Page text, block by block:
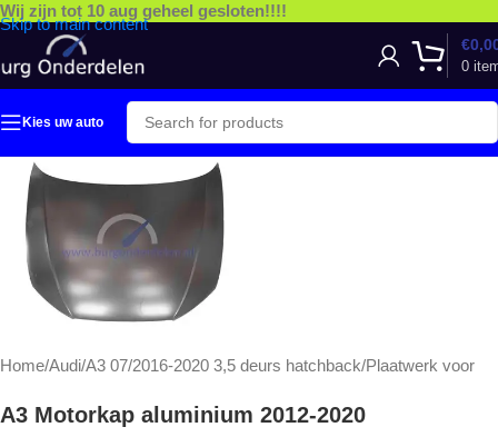
Skip to main content
Wij zijn tot 10 aug geheel gesloten!!!!
0
€
Kies uw auto
Home/Audi/A3 07/2016-2020 3,5 deurs hatchback/Plaatwerk voor
A3 Motorkap aluminium 2012-2020